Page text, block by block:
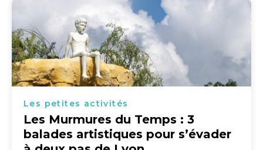
Les petites activités
Les Murmures du Temps : 3
balades artistiques pour s’évader